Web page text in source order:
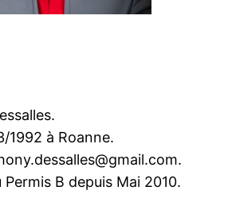
1992 à Roanne.
B depuis Mai 2010.